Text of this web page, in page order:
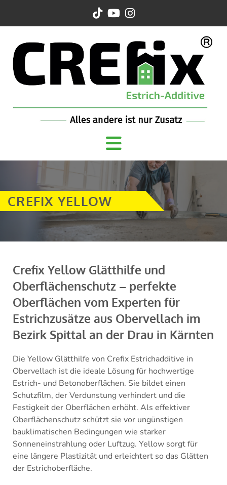
CREFIX YELLOW
Crefix Yellow Glätthilfe und
Oberflächenschutz – perfekte
Oberflächen vom Experten für
Estrichzusätze aus Obervellach im
Bezirk Spittal an der Drau in Kärnten
Die Yellow Glätthilfe von Crefix Estrichadditive in
Obervellach ist die ideale Lösung für hochwertige
Estrich- und Betonoberflächen. Sie bildet einen
Schutzfilm, der Verdunstung verhindert und die
Festigkeit der Oberflächen erhöht. Als effektiver
Oberflächenschutz schützt sie vor ungünstigen
bauklimatischen Bedingungen wie starker
Sonneneinstrahlung oder Luftzug. Yellow sorgt für
eine längere Plastizität und erleichtert so das Glätten
der Estrichoberfläche.